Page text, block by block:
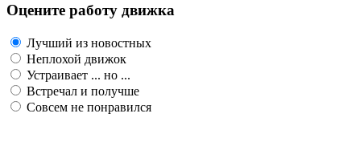
Оцените работу движка
Лучший из новостных
Неплохой движок
Устраивает ... но ...
Встречал и получше
Совсем не понравился